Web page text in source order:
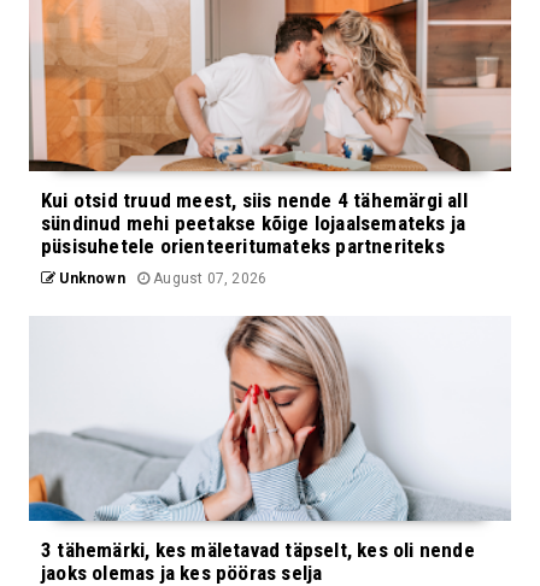
Kui otsid truud meest, siis nende 4 tähemärgi all
sündinud mehi peetakse kõige lojaalsemateks ja
püsisuhetele orienteeritumateks partneriteks
Unknown August 07, 2026
3 tähemärki, kes mäletavad täpselt, kes oli nende
jaoks olemas ja kes pööras selja